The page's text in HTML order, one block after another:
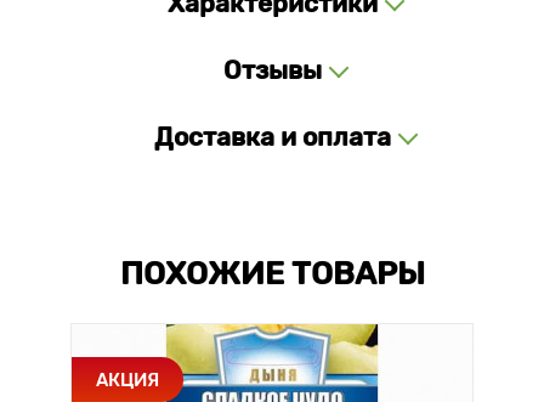
Отзывы
Доставка и оплата
ПОХОЖИЕ ТОВАРЫ
АКЦИЯ